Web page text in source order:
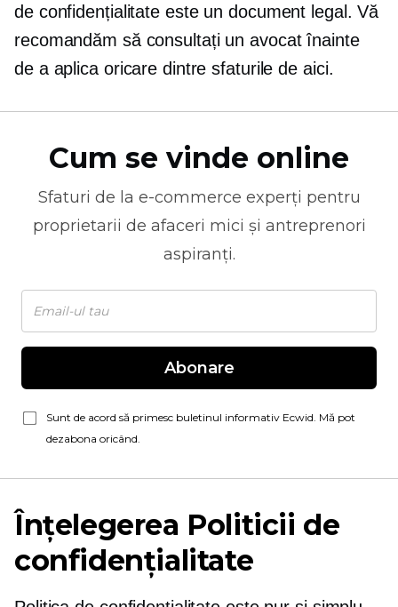
de confidențialitate este un document legal. Vă
recomandăm să consultați un avocat înainte
de a aplica oricare dintre sfaturile de aici.
Cum se vinde online
Sfaturi de la e-commerce experți pentru
proprietarii de afaceri mici și antreprenori
aspiranți.
Abonare
Sunt de acord să primesc buletinul informativ Ecwid. Mă pot
dezabona oricând.
Înțelegerea Politicii de
confidențialitate